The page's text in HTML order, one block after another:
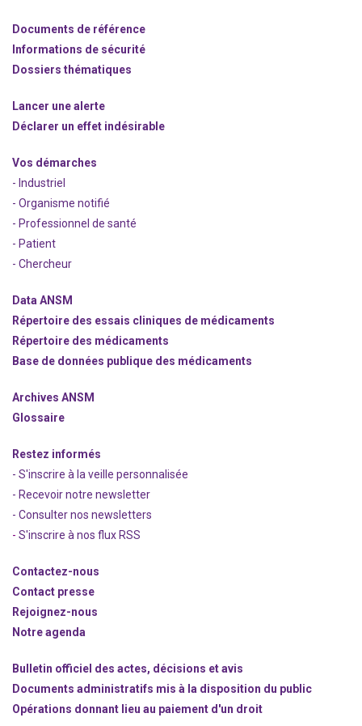
Documents de référence
Informations de sécurité
Dossiers thématiques
Lancer une alerte
Déclarer un effet indésirable
Vos démarches
- Industriel
- Organisme notifié
- Professionnel de santé
- Patient
- Chercheur
Data ANSM
Répertoire des essais cliniques de médicaments
Répertoire des médicaments
Base de données publique des médicaments
Archives ANSM
Glossaire
Restez informés
- S'inscrire à la veille personnalisée
- Recevoir notre newsletter
- Consulter nos newsletters
- S'inscrire à nos flux RSS
Contactez-nous
Contact presse
Rejoignez-nous
Notre agenda
Bulletin officiel des actes, décisions et avis
Documents administratifs mis à la disposition du public
Opérations donnant lieu au paiement d'un droit